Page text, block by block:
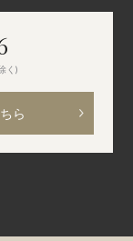
く)
ら